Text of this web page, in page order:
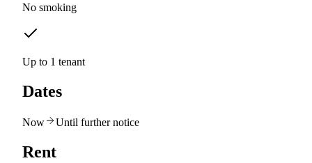
No smoking
Up to 1 tenant
Dates
Now Until further notice
Rent